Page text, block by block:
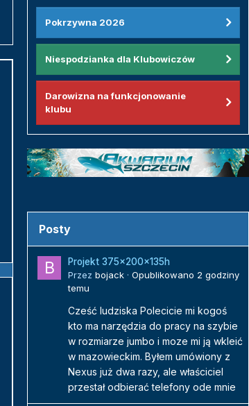
Pokrzywna 2026
Niespodzianka dla Klubowiczów
Darowizna na funkcjonowanie
klubu
Posty
Projekt 375x200x135h
Przez bojack · Opublikowano 2 godziny
temu
Cześć ludziska Polecicie mi kogoś
kto ma narzędzia do pracy na szybie
w rozmiarze jumbo i moze mi ją wkleić
w mazowieckim. Byłem umówiony z
Nexus już dwa razy, ale właściciel
przestał odbierać telefony ode mnie